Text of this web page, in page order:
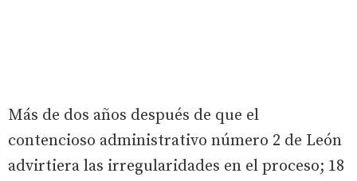
Más de dos años después de que el
contencioso administrativo número 2 de León
advirtiera las irregularidades en el proceso; 18